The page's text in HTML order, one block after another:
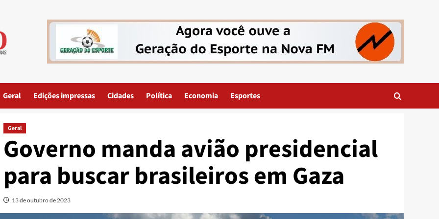
Geral Edições impressas Cidades Política Economia Esportes
Geral
Governo manda avião presidencial
para buscar brasileiros em Gaza
13 de outubro de 2023